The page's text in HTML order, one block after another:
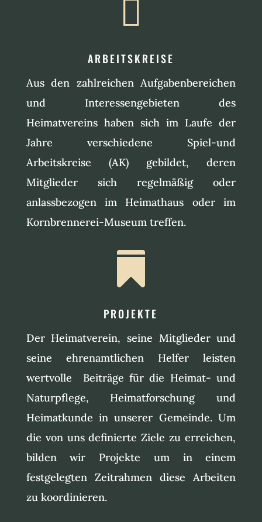

ARBEITSKREISE
Aus den zahlreichen Aufgabenbereichen
und Interessengebieten des
Heimatvereins haben sich im Laufe der
Jahre verschiedene Spiel-und
Arbeitskreise (AK) gebildet, deren
Mitglieder sich regelmäßig oder
anlassbezogen im Heimathaus oder im
Kornbrennerei-Museum treffen.

PROJEKTE
Der Heimatverein, seine Mitglieder und
seine ehrenamtlichen Helfer leisten
wertvolle Beiträge für die Heimat- und
Naturpflege, Heimatforschung und
Heimatkunde in unserer Gemeinde. Um
die von uns definierte Ziele zu erreichen,
bilden wir Projekte um in einem
festgelegten Zeitrahmen diese Arbeiten
zu koordinieren.